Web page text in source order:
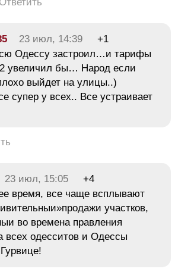
23 июл, 14:39
+1
Одессу застроил…и тарифы
2 увеличил бы… Народ если
выйдет на улицы..)
супер у всех.. Все устраивает
23 июл, 15:05
+4
время, все чаще всплывают
участков,
во времена правления
всех одесситов и Одессы